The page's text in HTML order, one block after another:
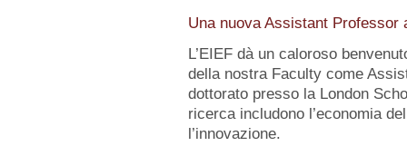
Una nuova Assistant Professor
L’EIEF dà un caloroso
della nostra Faculty come
dottorato presso la London
ricerca includono l’economia
l’innovazione.